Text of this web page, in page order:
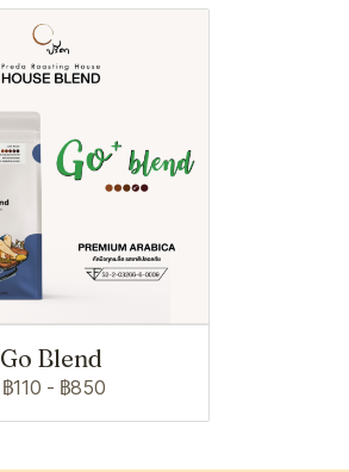
Go Blend
฿110 - ฿850